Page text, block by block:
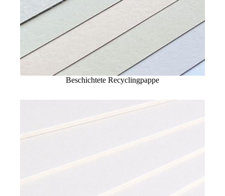
Beschichtete Recyclingpappe